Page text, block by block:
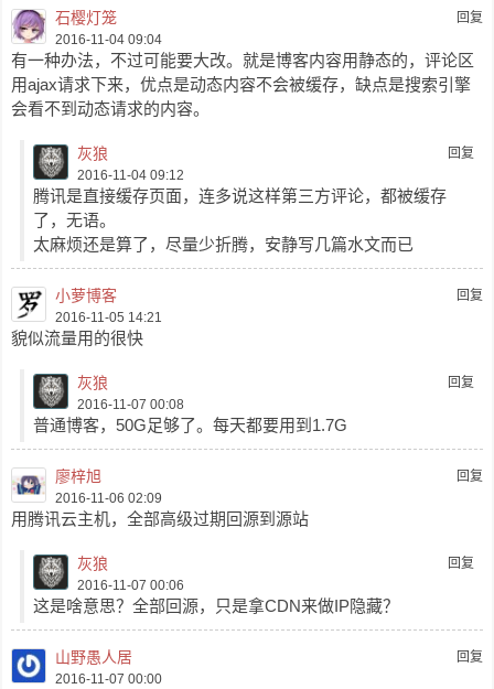
回复
石樱灯笼
2016-11-04 09:04
有一种办法，不过可能要大改。就是博客内容用静态的，评论区
用ajax请求下来，优点是动态内容不会被缓存，缺点是搜索引擎
会看不到动态请求的内容。
回复
灰狼
2016-11-04 09:12
腾讯是直接缓存页面，连多说这样第三方评论，都被缓存
了，无语。
太麻烦还是算了，尽量少折腾，安静写几篇水文而已
回复
小萝博客
2016-11-05 14:21
貌似流量用的很快
回复
灰狼
2016-11-07 00:08
普通博客，50G足够了。每天都要用到1.7G
回复
廖梓旭
2016-11-06 02:09
用腾讯云主机，全部高级过期回源到源站
回复
灰狼
2016-11-07 00:06
这是啥意思？全部回源，只是拿CDN来做IP隐藏？
回复
山野愚人居
2016-11-07 00:00